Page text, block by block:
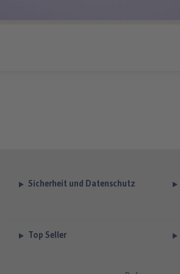
Sicherheit und Datenschutz
Top Seller